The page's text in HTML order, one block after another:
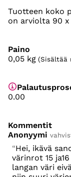
Tuotteen koko
on arviolta 90
Paino
0,05 kg (Sisältää
0.00
Kommentit
Anonyymi
Hei, ikävä
värinrot 15
langan väri